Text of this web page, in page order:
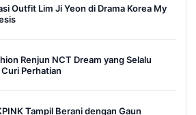
Outfit Lim Ji Yeon di Drama Korea My
Renjun NCT Dream yang Selalu
Perhatian
Tampil Berani dengan Gaun